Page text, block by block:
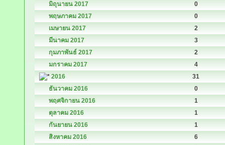
มิถุนายน 2017
0
พฤษภาคม 2017
0
เมษายน 2017
2
มีนาคม 2017
3
กุมภาพันธ์ 2017
2
มกราคม 2017
4
2016
31
ธันวาคม 2016
0
พฤศจิกายน 2016
1
ตุลาคม 2016
1
กันยายน 2016
1
สิงหาคม 2016
6